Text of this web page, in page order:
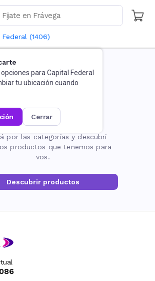
(1406)
para Capital Federal
tu ubicación cuando
cerrar
página no existe
por las categorías y descubrí
productos que tenemos para
vos.
Descubrir productos